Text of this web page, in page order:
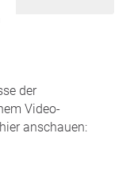
der
Video-
anschauen: